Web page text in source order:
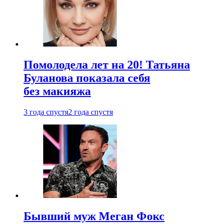
Помолодела лет на 20! Татьяна
Буланова показала себя
без макияжа
3 года спустя2 года спустя
Бывший муж Меган Фокс